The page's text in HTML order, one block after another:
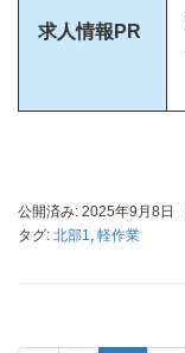
求人情報PR
公開済み: 2025年9月8日
タグ: 北部1, 軽作業